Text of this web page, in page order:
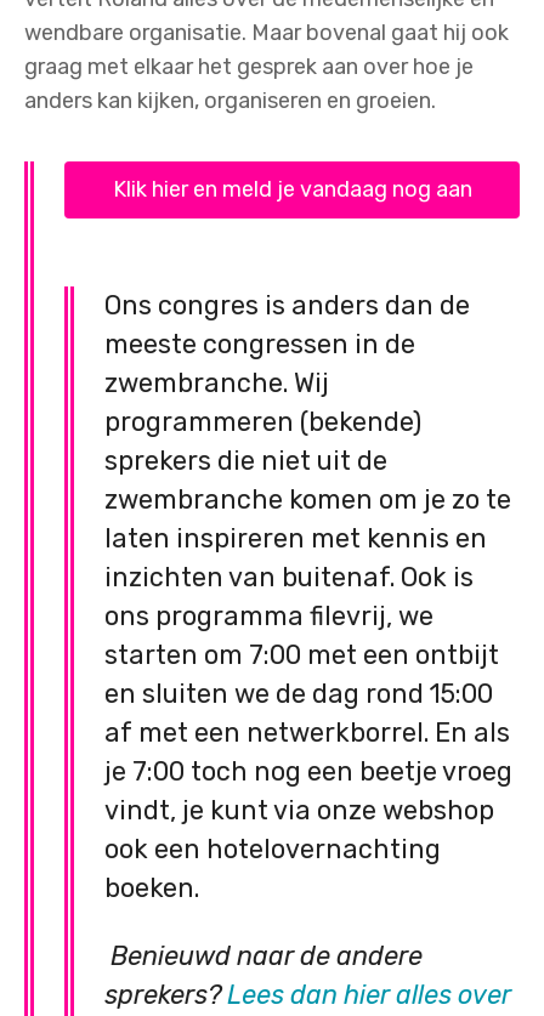
wendbare organisatie. Maar bovenal gaat hij ook
graag met elkaar het gesprek aan over hoe je
anders kan kijken, organiseren en groeien.
Klik hier en meld je vandaag nog aan
Ons congres is anders dan de
meeste congressen in de
zwembranche. Wij
programmeren (bekende)
sprekers die niet uit de
zwembranche komen om je zo te
laten inspireren met kennis en
inzichten van buitenaf. Ook is
ons programma filevrij, we
starten om 7:00 met een ontbijt
en sluiten we de dag rond 15:00
af met een netwerkborrel. En als
je 7:00 toch nog een beetje vroeg
vindt, je kunt via onze webshop
ook een hotelovernachting
boeken.
Benieuwd naar de andere
sprekers?Lees dan hier alles over